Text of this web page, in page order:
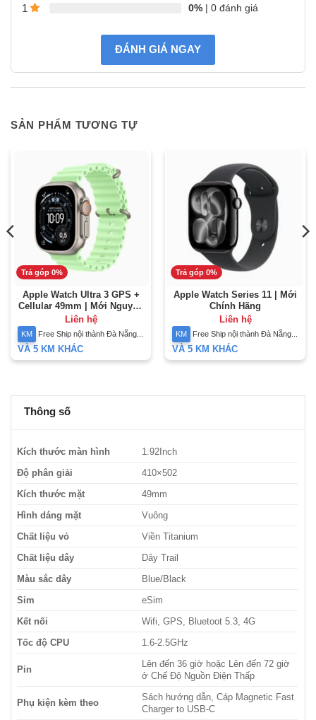
1 0% | 0 đánh giá
ĐÁNH GIÁ NGAY
SẢN PHẨM TƯƠNG TỰ
Trả góp 0%
Apple Watch Ultra 3 GPS +
Cellular 49mm | Mới Nguyên
Seal
Liên hệ
KM Free Ship nội thành Đà Nẵng...
VÀ 5 KM KHÁC
Trả góp 0%
Apple Watch Series 11 | Mới
Chính Hãng
Liên hệ
KM Free Ship nội thành Đà Nẵng...
VÀ 5 KM KHÁC
Thông số
Kích thước màn hình
1.92Inch
Độ phân giải
410×502
Kích thước mặt
49mm
Hình dáng mặt
Vuông
Chất liệu vỏ
Viền Titanium
Chất liệu dây
Dây Trail
Màu sắc dây
Blue/Black
Sim
eSim
Kết nối
Wifi, GPS, Bluetoot 5.3, 4G
Tốc độ CPU
1.6-2.5GHz
Pin
Lên đến 36 giờ hoặc Lên đến 72 giờ
ở Chế Độ Nguồn Điện Thấp
Phụ kiện kèm theo
Sách hướng dẫn, Cáp Magnetic Fast
Charger to USB-C